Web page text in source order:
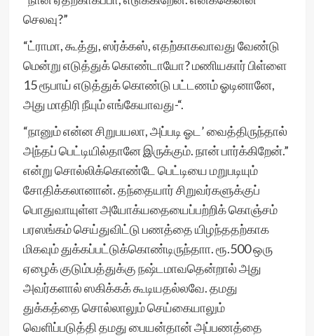
செலவு?”
“ட்ராமா, கூத்து, ஸர்க்கஸ், எதற்காகவாவது வேண்டு
மென்று எடுத்துக் கொண்டாயோ? மணியகார் பிள்ளை
15 ரூபாய் எடுத்துக் கொண்டு பட்டணம் ஓடினானே,
அது மாதிரி நீயும் எங்கேயாவது-“.
“நானும் என்ன சிறுபயலா, அப்படி ஓட’ வைத்திருந்தால்
அந்தப் பெட்டியில்தானே இருக்கும். நான் பார்க்கிறேன்.”
என்று சொல்லிக்கொண்டே பெட்டியை மறுபடியும்
சோதிக்கலானான். தந்தையார் சிறுவர்களுக்குப்
பொதுவாயுள்ள அயோக்யதையைப்பற்றிக் கொஞ்சம்
பரஸங்கம் செய்துவிட்டு பணத்தை யிழந்ததற்காக
மிகவும் துக்கப்பட்டுக்கொண்டிருந்தாா. ரூ.500 ஒரு
ஏழைக் குடும்பத்துக்கு நஷ்டமாவதென்றால் அது
அவர்களால் ஸகிக்கக் கூடியதல்லவே. தமது
துக்கத்தை சொல்லாலும் செய்கையாலும்
வெளிப்படுத்தி தமது பையன்தான் அப்பணத்தை